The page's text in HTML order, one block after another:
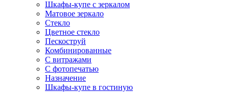
Шкафы-купе с зеркалом
Матовое зеркало
Стекло
Цветное стекло
Пескоструй
Комбинированные
С витражами
С фотопечатью
Назначение
Шкафы-купе в гостиную